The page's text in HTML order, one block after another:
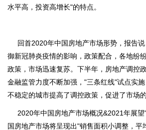
水平高，投资高增长"的特点。
回首2020年中国房地产市场形势，报告
御新冠肺炎疫情的影响，政策配合，各地纷
政策，市场迅速复苏。下半年，房地产调控
金融监管力度不断加强，"三条红线"试点实
不稳定的城市提高了调控政策，促进了市场
2020年中国房地产市场概况&2021年展
国房地产市场将呈现出"销售面积小调整，平